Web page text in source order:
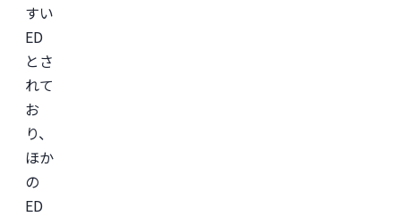
すい
ED
とさ
れて
お
り、
ほか
の
ED